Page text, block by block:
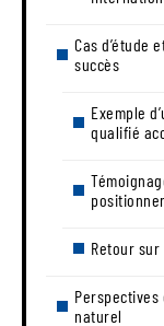
Cas d’étude
succès
Exemple
qualifié
Retour
naturel